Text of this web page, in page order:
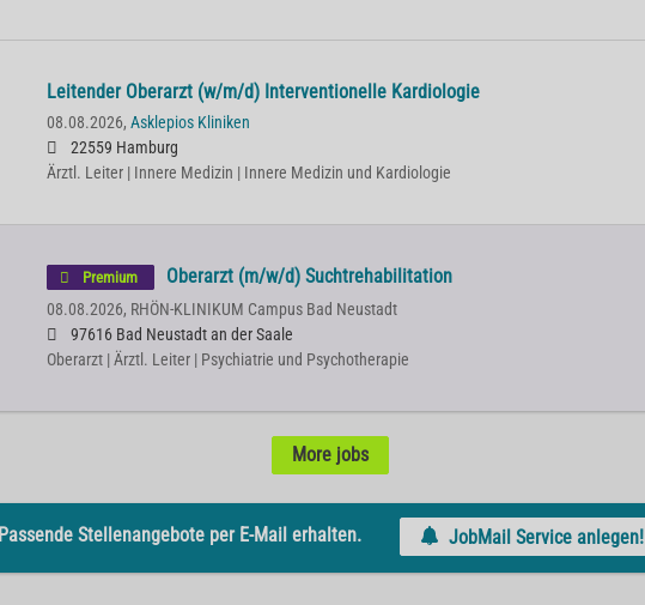
Leitender Oberarzt (w/m/d) Interventionelle Kardiologie
08.08.2026, Asklepios Kliniken
22559 Hamburg
Ärztl. Leiter | Innere Medizin | Innere Medizin und Kardiologie
Premium Oberarzt (m/w/d) Suchtrehabilitation
08.08.2026, RHÖN-KLINIKUM Campus Bad Neustadt
97616 Bad Neustadt an der Saale
Oberarzt | Ärztl. Leiter | Psychiatrie und Psychotherapie
More jobs
Passende Stellenangebote per E-Mail erhalten. JobMail Service anlegen!